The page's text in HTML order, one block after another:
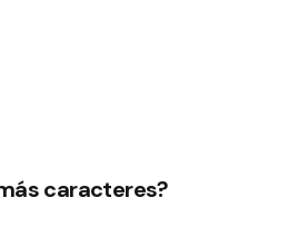
caracteres?